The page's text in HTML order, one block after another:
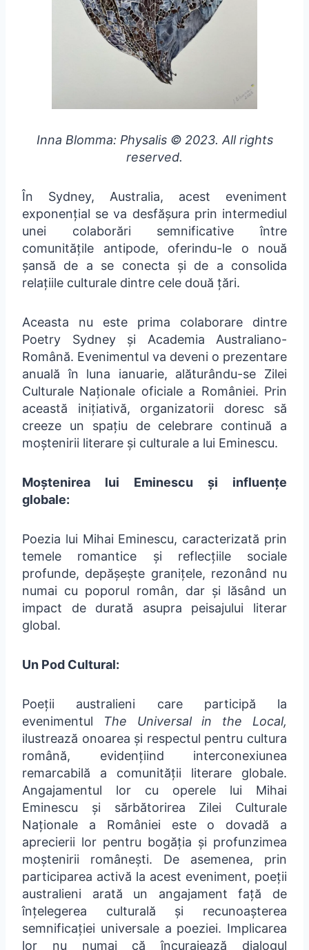
Inna Blomma: Physalis © 2023. All rights
reserved.
În Sydney, Australia, acest eveniment
exponențial se va desfășura prin intermediul
unei colaborări semnificative între
comunitățile antipode, oferindu-le o nouă
șansă de a se conecta și de a consolida
relațiile culturale dintre cele două țări.
Aceasta nu este prima colaborare dintre
Poetry Sydney și Academia Australiano-
Română. Evenimentul va deveni o prezentare
anuală în luna ianuarie, alăturându-se Zilei
Culturale Naționale oficiale a României. Prin
această inițiativă, organizatorii doresc să
creeze un spațiu de celebrare continuă a
moștenirii literare și culturale a lui Eminescu.
Moștenirea lui Eminescu și influențe
globale:
Poezia lui Mihai Eminescu, caracterizată prin
temele romantice și reflecțiile sociale
profunde, depășește granițele, rezonând nu
numai cu poporul român, dar și lăsând un
impact de durată asupra peisajului literar
global.
Un Pod Cultural:
Poeții australieni care participă la
evenimentul
The Universal in the Local,
ilustrează onoarea și respectul pentru cultura
română, evidențiind interconexiunea
remarcabilă a comunității literare globale.
Angajamentul lor cu operele lui Mihai
Eminescu și sărbătorirea Zilei Culturale
Naționale a României este o dovadă a
aprecierii lor pentru bogăția și profunzimea
moștenirii românești. De asemenea, prin
participarea activă la acest eveniment, poeții
australieni arată un angajament față de
înțelegerea culturală și recunoașterea
semnificației universale a poeziei. Implicarea
lor nu numai că încurajează dialogul